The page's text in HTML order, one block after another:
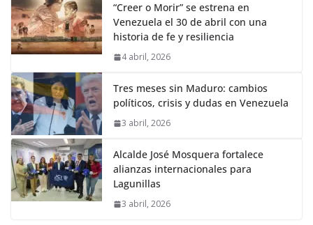
“Creer o Morir” se estrena en
Venezuela el 30 de abril con una
historia de fe y resiliencia
4 abril, 2026
Tres meses sin Maduro: cambios
políticos, crisis y dudas en Venezuela
3 abril, 2026
Alcalde José Mosquera fortalece
alianzas internacionales para
Lagunillas
3 abril, 2026